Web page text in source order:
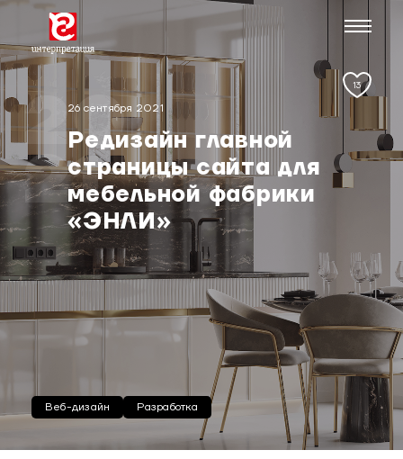
26 сентября 2021
20
21Редизайн главной
страницы сайта для
мебельной фабрики
«ЭНЛИ»
Веб-дизайн Разработка
13